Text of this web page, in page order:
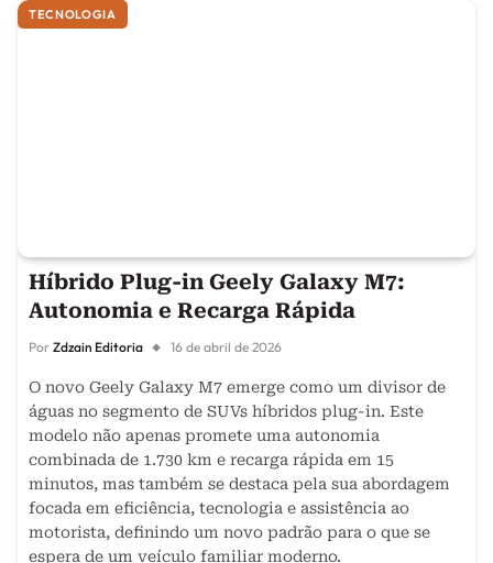
TECNOLOGIA
Híbrido Plug-in Geely Galaxy M7:
Autonomia e Recarga Rápida
Por Zdzain Editoria 16 de abril de 2026
O novo Geely Galaxy M7 emerge como um divisor de
águas no segmento de SUVs híbridos plug-in. Este
modelo não apenas promete uma autonomia
combinada de 1.730 km e recarga rápida em 15
minutos, mas também se destaca pela sua abordagem
focada em eficiência, tecnologia e assistência ao
motorista, definindo um novo padrão para o que se
espera de um veículo familiar moderno.